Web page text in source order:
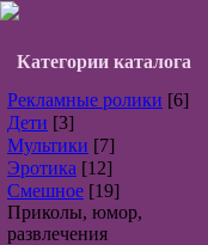
Категории каталога
Рекламные ролики [6]
Дети [3]
Мультики [7]
Эротика [12]
Смешное [19]
Приколы, юмор,
развлечения